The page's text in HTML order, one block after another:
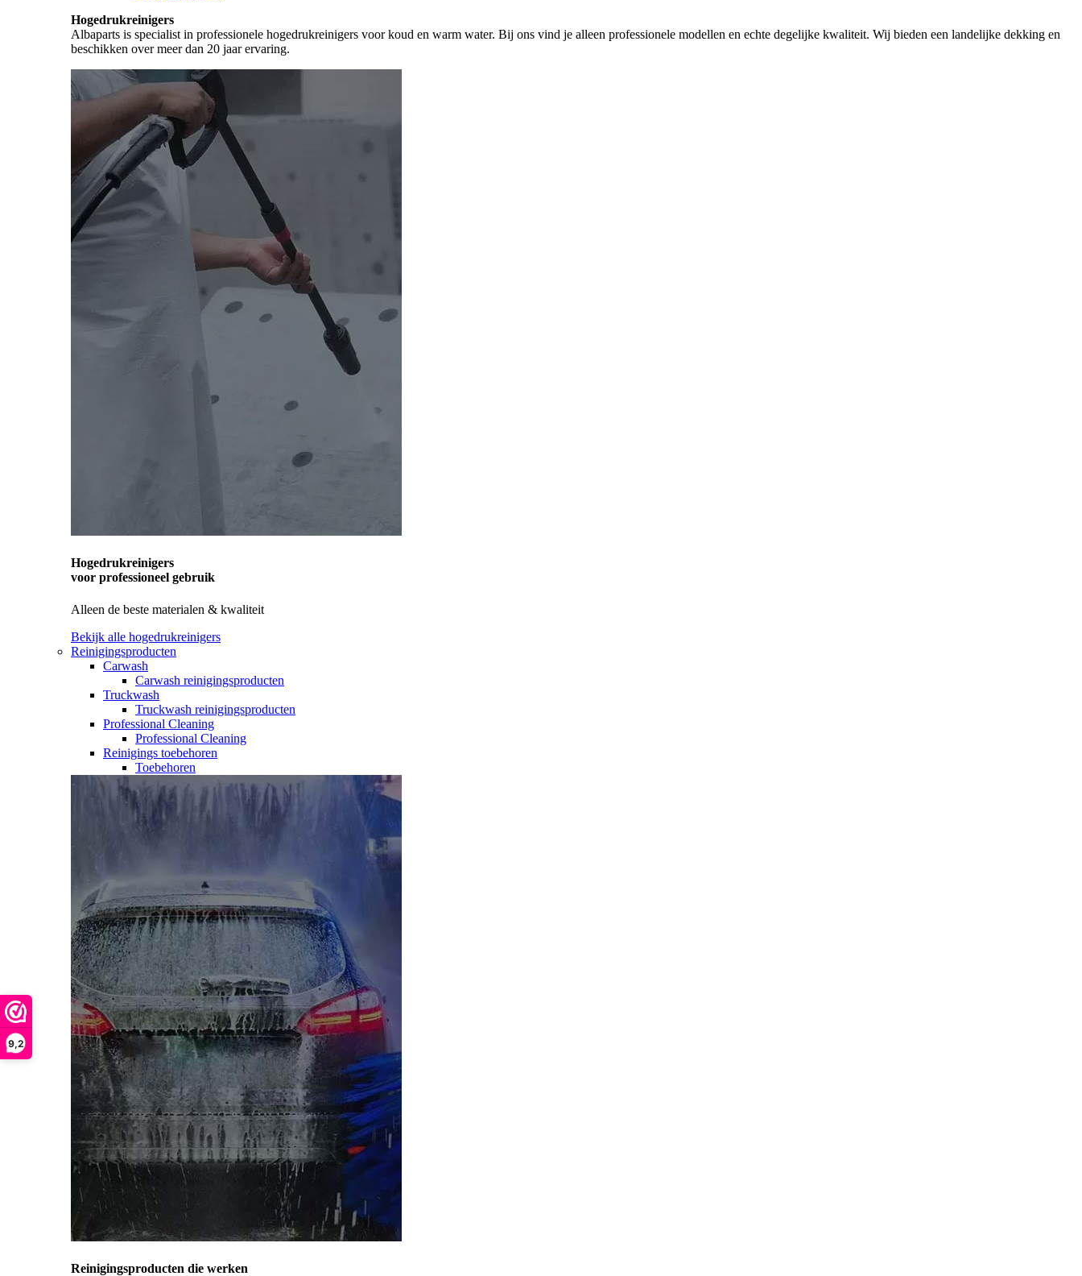
9,2
Hogedrukreinigers
Albaparts is specialist in professionele hogedrukreinigers voor koud en warm water. Bij ons vind je alleen professionele modellen en echte degelijke kwaliteit. Wij bieden een landelijke dekking en
beschikken over meer dan 20 jaar ervaring.
Hogedrukreinigers
voor professioneel gebruik
Alleen de beste materialen & kwaliteit
Bekijk alle hogedrukreinigers
Reinigingsproducten
Carwash
Carwash reinigingsproducten
Truckwash
Truckwash reinigingsproducten
Professional Cleaning
Professional Cleaning
Reinigings toebehoren
Toebehoren
Reinigingsproducten die werken